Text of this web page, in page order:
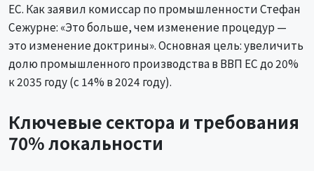
ЕС. Как заявил комиссар по промышленности Стефан
Сежурне: «Это больше, чем изменение процедур —
это изменение доктрины». Основная цель: увеличить
долю промышленного производства в ВВП ЕС до 20%
к 2035 году (с 14% в 2024 году).
Ключевые сектора и требования
70% локальности